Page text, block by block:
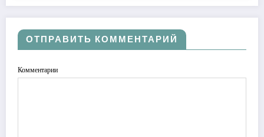
ОТПРАВИТЬ КОММЕНТАРИЙ
Комментарии